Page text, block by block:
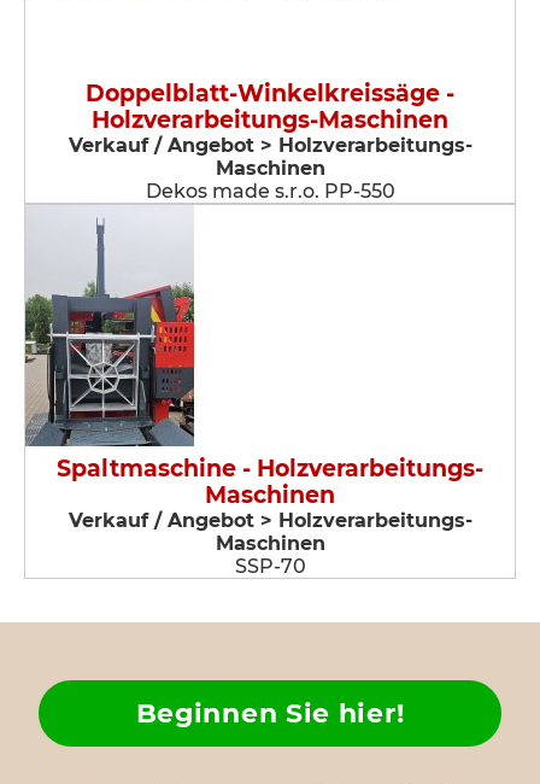
Doppelblatt-Winkelkreissäge -
Holzverarbeitungs-Maschinen
Verkauf / Angebot > Holzverarbeitungs-
Maschinen
Dekos made s.r.o. PP-550
Spaltmaschine - Holzverarbeitungs-
Maschinen
Verkauf / Angebot > Holzverarbeitungs-
Maschinen
SSP-70
Beginnen Sie hier!